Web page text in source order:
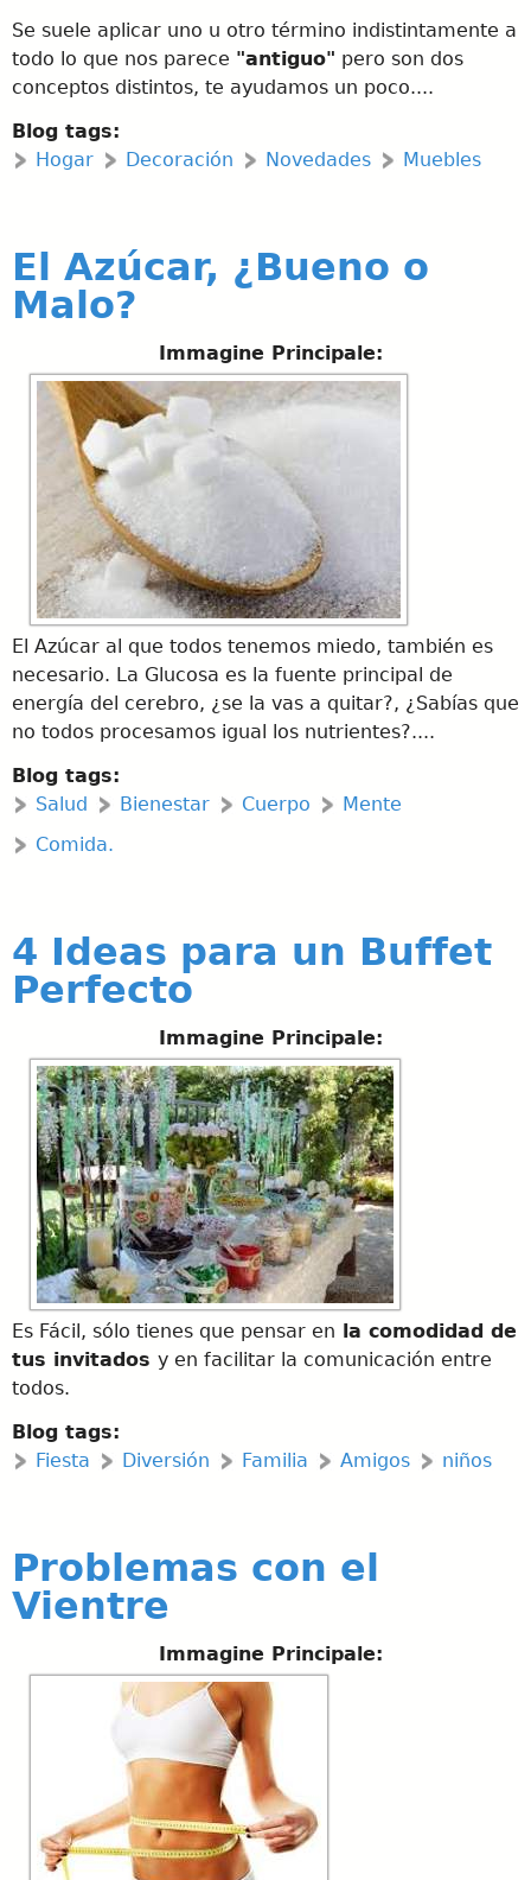
Se suele aplicar uno u otro término indistintamente a
todo lo que nos parece "antiguo" pero son dos
conceptos distintos, te ayudamos un poco....
Blog tags:
Hogar
Decoración Novedades Muebles
El Azúcar, ¿Bueno o
Malo?
Immagine Principale:
El Azúcar al que todos tenemos miedo, también es
necesario. La Glucosa es la fuente principal de
energía del cerebro, ¿se la vas a quitar?, ¿Sabías que
no todos procesamos igual los nutrientes?....
Blog tags:
Salud
Bienestar Cuerpo
Mente
Comida.
4 Ideas para un Buffet
Perfecto
Immagine Principale:
Es Fácil, sólo tienes que pensar en la comodidad de
tus invitados y en facilitar la comunicación entre
todos.
Blog tags:
Fiesta
Diversión Familia Amigos niños
Problemas con el
Vientre
Immagine Principale: